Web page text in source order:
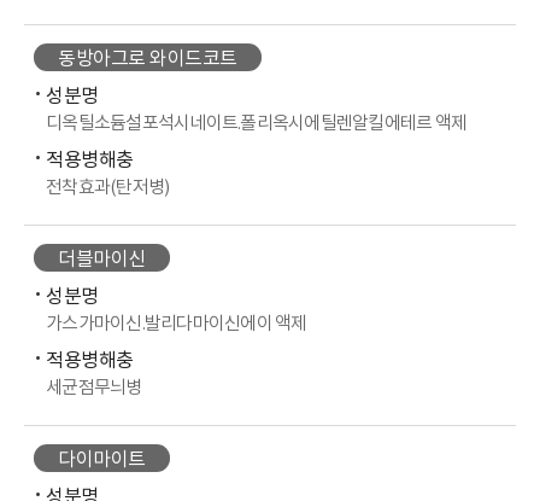
동방아그로 와이드코트
성분명
디옥틸소듐설포석시네이트.폴리옥시에틸렌알킬에테르 액제
적용병해충
전착효과(탄저병)
더블마이신
성분명
가스가마이신.발리다마이신에이 액제
적용병해충
세균점무늬병
다이마이트